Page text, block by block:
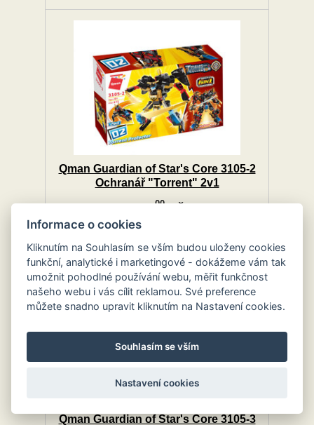
Qman Guardian of Star's Core 3105-2
Ochranář "Torrent" 2v1
133.00Kč
Qman Guardian of Star's Core 3105-3
Informace o cookies
Kliknutím na Souhlasím se vším budou uloženy cookies
funkční, analytické i marketingové - dokážeme vám tak
umožnit pohodlné používání webu, měřit funkčnost
našeho webu i vás cílit reklamou. Své preference
můžete snadno upravit kliknutím na Nastavení cookies.
Souhlasím se vším
Nastavení cookies